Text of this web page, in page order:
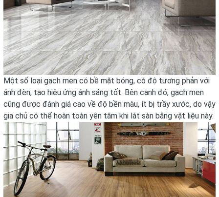
Một số loại gạch men có bề mặt bóng, có độ tương phản với
ánh đèn, tạo hiệu ứng ánh sáng tốt. Bên cạnh đó, gạch men
cũng được đánh giá cao về độ bền màu, ít bị trầy xước, do vậy
gia chủ có thể hoàn toàn yên tâm khi lát sàn bằng vật liệu này.